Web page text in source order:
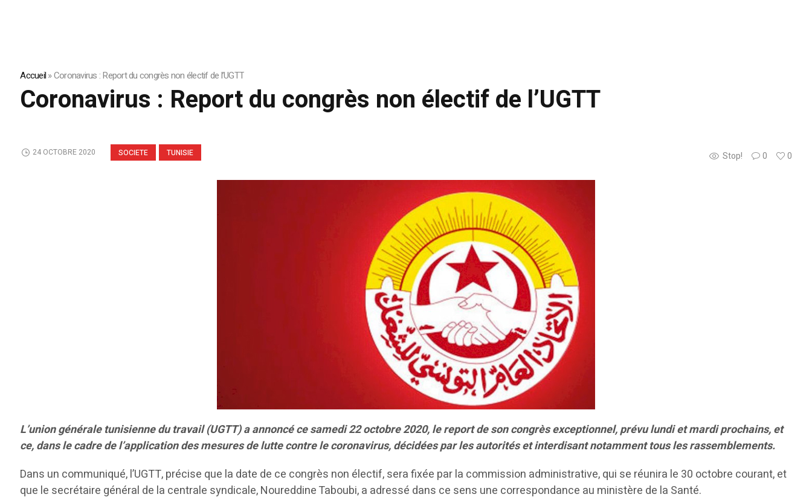
Accueil»Coronavirus : Report du congrès non électif de l’UGTT
Coronavirus : Report du congrès non électif de l’UGTT
SOCIETE TUNISIE Stop! 0 0
24 OCTOBRE 2020
L’union générale tunisienne du travail (UGTT) a annoncé ce samedi 22 octobre 2020, le report de son congrès exceptionnel, prévu lundi et mardi prochains, et
ce, dans le cadre de l’application des mesures de lutte contre le coronavirus, décidées par les autorités et interdisant notamment tous les rassemblements.
Dans un communiqué, l’UGTT, précise que la date de ce congrès non électif, sera fixée par la commission administrative, qui se réunira le 30 octobre courant, et
que le secrétaire général de la centrale syndicale, Noureddine Taboubi, a adressé dans ce sens une correspondance au ministère de la Santé.